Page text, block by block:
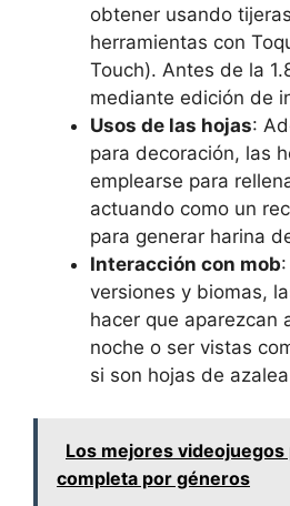
obtener usando
herramientas con
Touch). Antes de la
mediante edición de
Usos de las hojas:
para decoración, las
emplearse para
actuando como un
para generar harina
Interacción con mob
versiones y biomas,
hacer que aparezcan
noche o ser vistas
si son hojas de
Los mejores videojuegos
completa por géneros